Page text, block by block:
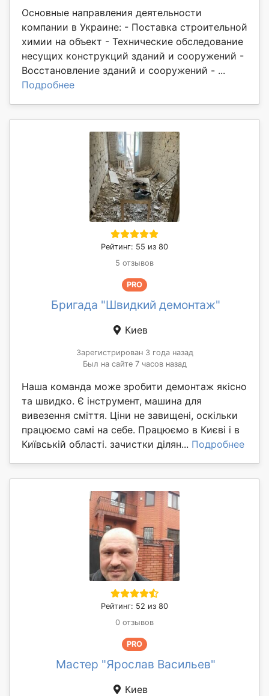
Основные направления деятельности
компании в Украине: - Поставка строительной
химии на объект - Технические обследование
несущих конструкций зданий и сооружений -
Восстановление зданий и сооружений - ...
Подробнее
Рейтинг: 55 из 80
5 отзывов
PRO
Бригада "Швидкий демонтаж"
Киев
Зарегистрирован 3 года назад
Был на сайте 7 часов назад
Наша команда може зробити демонтаж якісно
та швидко. Є інструмент, машина для
вивезення сміття. Ціни не завищені, оскільки
працюємо самі на себе. Працюємо в Києві і в
Київській області. зачистки ділян... Подробнее
Рейтинг: 52 из 80
0 отзывов
PRO
Мастер "Ярослав Васильев"
Киев